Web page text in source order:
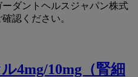
ダントヘルスジャパン株式
認ください。
4mg/10mg（腎細